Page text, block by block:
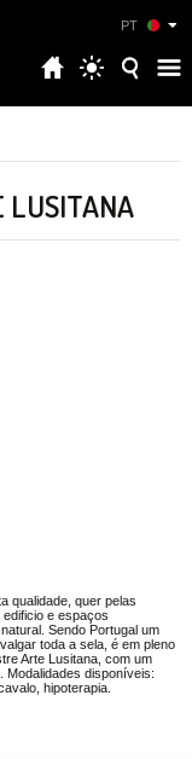
PT
LUSITANA
qualidade, quer pelas
e espaços
Sendo Portugal um
toda a sela, é em pleno
Arte Lusitana, com um
Modalidades disponíveis:
hipoterapia.